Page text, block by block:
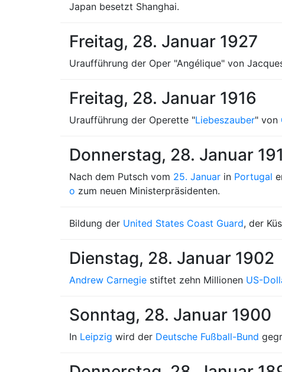
Japan besetzt Shanghai.
Freitag, 28. Januar 1927
Uraufführung der Oper "Angélique" von
Freitag, 28. Januar 1916
Uraufführung der Operette "Liebeszauber" von
Donnerstag, 28. Januar
Nach dem Putsch vom 25. Januar in Portugal
o zum neuen Ministerpräsidenten.
Bildung der United States Coast Guard, der
Dienstag, 28. Januar 1902
Andrew Carnegie stiftet zehn Millionen US-
Sonntag, 28. Januar 1900
In Leipzig wird der Deutsche Fußball-Bund